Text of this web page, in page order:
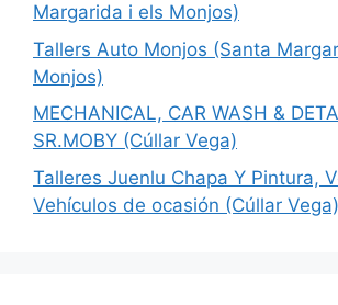
Margarida i els Monjos)
Tallers Auto Monjos (Santa
Monjos)
MECHANICAL, CAR WASH &
SR.MOBY (Cúllar Vega)
Talleres Juenlu Chapa Y Pintura,
Vehículos de ocasión (Cúllar Vega)